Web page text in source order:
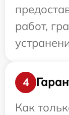
работ,
4
Как